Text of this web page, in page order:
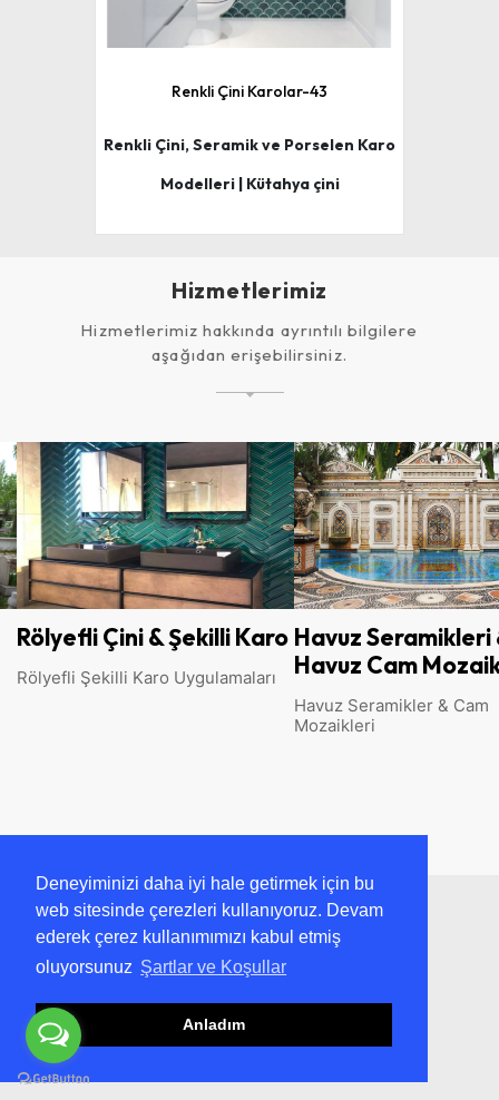
Deneyiminizi daha iyi hale getirmek için bu
web sitesinde çerezleri kullanıyoruz. Devam
ederek çerez kullanımımızı kabul etmiş
oluyorsunuz Şartlar ve Koşullar
Anladım
Renkli Çini Karolar-43
Renkli Çini, Seramik ve Porselen Karo
Modelleri | Kütahya çini
Hizmetlerimiz
Hizmetlerimiz hakkında ayrıntılı bilgilere
aşağıdan erişebilirsiniz.
Rölyefli Çini & Şekilli Karo
Rölyefli Şekilli Karo Uygulamaları
Havuz Seramikleri
Havuz Cam
Havuz Seramikler & Cam
Mozaikleri